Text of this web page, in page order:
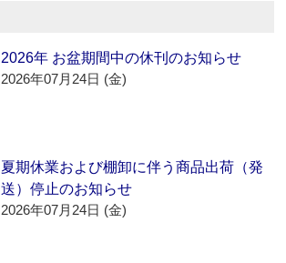
2026年 お盆期間中の休刊のお知らせ
2026年07月24日 (金)
夏期休業および棚卸に伴う商品出荷（発
送）停止のお知らせ
2026年07月24日 (金)